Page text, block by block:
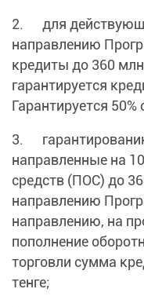
2. для
направлению
кредиты до 360
гарантируется
Гарантируется
3.
направленные на
средств (ПОС) до
направлению
направлению, на
пополнение
торговли сумма
тенге;